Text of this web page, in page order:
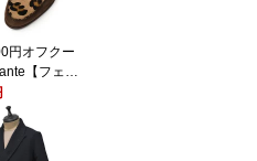
円オフクー
【フェラ
コインロー
ETON CA
TA
SO